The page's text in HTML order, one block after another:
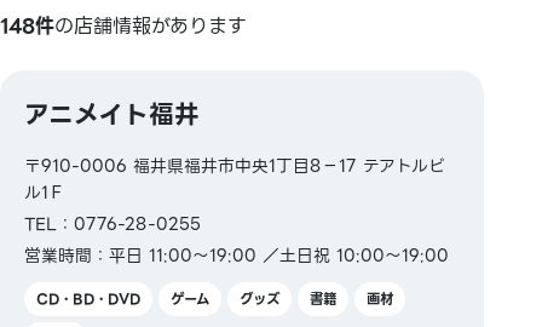
148件の店舗情報があります
アニメイト福井
〒910-0006 福井県福井市中央1丁目8−17 テアトルビ
ル1Ｆ
TEL：0776-28-0255
営業時間：平日 11:00～19:00 ／土日祝 10:00～19:00
CD・BD・DVD ゲーム グッズ 書籍
画材